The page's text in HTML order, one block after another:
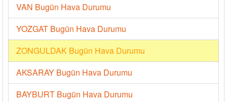
VAN Bugün Hava Durumu
YOZGAT Bugün Hava Durumu
ZONGULDAK Bugün Hava Durumu
AKSARAY Bugün Hava Durumu
BAYBURT Bugün Hava Durumu